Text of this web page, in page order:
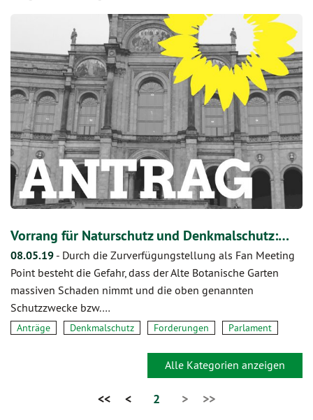
Vorrang für Naturschutz und Denkmalschutz:…
08.05.19 - Durch die Zurverfügungstellung als Fan Meeting
Point besteht die Gefahr, dass der Alte Botanische Garten
massiven Schaden nimmt und die oben genannten
Schutzzwecke bzw.…
Anträge Denkmalschutz Forderungen Parlament
Alle Kategorien anzeigen
<< < 2 > >>